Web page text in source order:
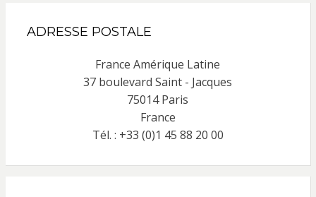
ADRESSE POSTALE
France Amérique Latine
37 boulevard Saint - Jacques
75014 Paris
France
Tél. : +33 (0)1 45 88 20 00